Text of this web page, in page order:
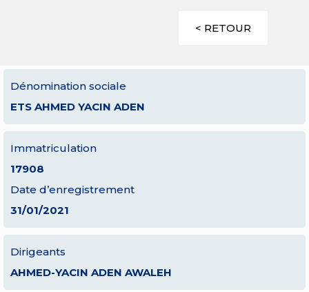
< RETOUR
Dénomination sociale
ETS AHMED YACIN ADEN
Immatriculation
17908
Date d’enregistrement
31/01/2021
Dirigeants
AHMED-YACIN ADEN AWALEH